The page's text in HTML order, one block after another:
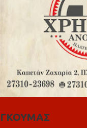
ΓΚΟΥΜΑΣ